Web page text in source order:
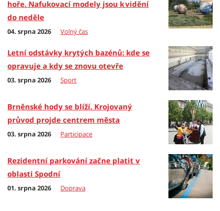
hoře. Nafukovací modely jsou k vidění
do neděle
04. srpna 2026 Volný čas
Letní odstávky krytých bazénů: kde se
opravuje a kdy se znovu otevře
03. srpna 2026 Sport
Brněnské hody se blíží. Krojovaný
průvod projde centrem města
03. srpna 2026 Participace
Rezidentní parkování začne platit v
oblasti Spodní
01. srpna 2026 Doprava